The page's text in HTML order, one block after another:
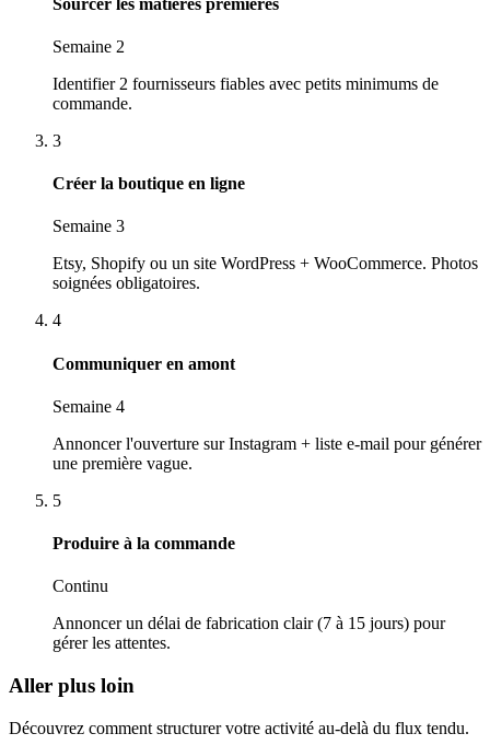
Semaine 2
Identifier 2 fournisseurs fiables avec petits minimums de
commande.
3
Créer la boutique en ligne
Semaine 3
Etsy, Shopify ou un site WordPress + WooCommerce. Photos
soignées obligatoires.
4
Communiquer en amont
Semaine 4
Annoncer l'ouverture sur Instagram + liste e-mail pour générer
une première vague.
5
Produire à la commande
Continu
Annoncer un délai de fabrication clair (7 à 15 jours) pour
gérer les attentes.
Aller plus loin
Découvrez comment structurer votre activité au-delà du flux tendu.